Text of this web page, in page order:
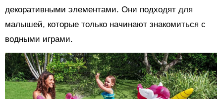
декоративными элементами. Они подходят для
малышей, которые только начинают знакомиться с
водными играми.